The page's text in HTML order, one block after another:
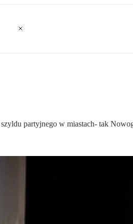
partyjnego w miastach- tak